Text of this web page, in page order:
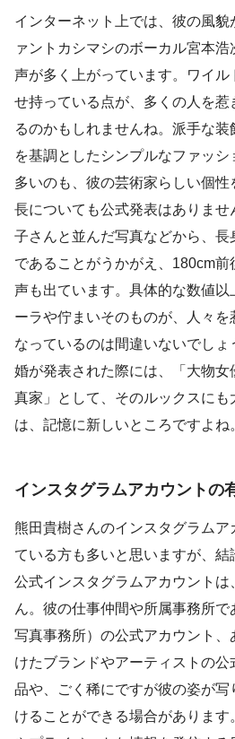
インターネット上では、彼の風
ァントカシマシのボーカル宮本浩
声が多く上がっています。ワイ
せ持っている点が、多くの人を
るのかもしれませんね。派手な
を基調としたシンプルなファッ
多いのも、彼の芸術家らしい個
長についても公式発表はありま
子さんと並んだ写真などから、
であることがうかがえ、180cm
声も出ています。具体的な数値
ーラや佇まいそのものが、人々を
なっているのは間違いないでし
婚が発表された際には、「大物
真家」として、そのルックスに
は、記憶に新しいところですよね
インスタグラムアカウントの
熊田貴樹さんのインスタグラム
ている方も多いと思いますが、
公式インスタグラムアカウント
ん。彼の仕事仲間や所属事務所で
写真事務所）の公式アカウント
けたブランドやアーティストの
品や、ごく稀にですが彼の姿が
けることができる場合がありま